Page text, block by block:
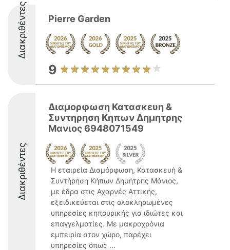
Διακριθέντες Pierre Garden
9
Διακριθέντες
Διαμορφωση Κατασκευη &
Συντηρηση Κηπων Δημητρης
Μανιος 6948071549
Η εταιρεία Διαμόρφωση, Κατασκευή &
Συντήρηση Κήπων Δημήτρης Μάνιος,
με έδρα στις Αχαρνές Αττικής,
εξειδικεύεται στις ολοκληρωμένες
υπηρεσίες κηπουρικής για ιδιώτες και
επαγγελματίες. Με μακροχρόνια
εμπειρία στον χώρο, παρέχει
υπηρεσίες όπως ...